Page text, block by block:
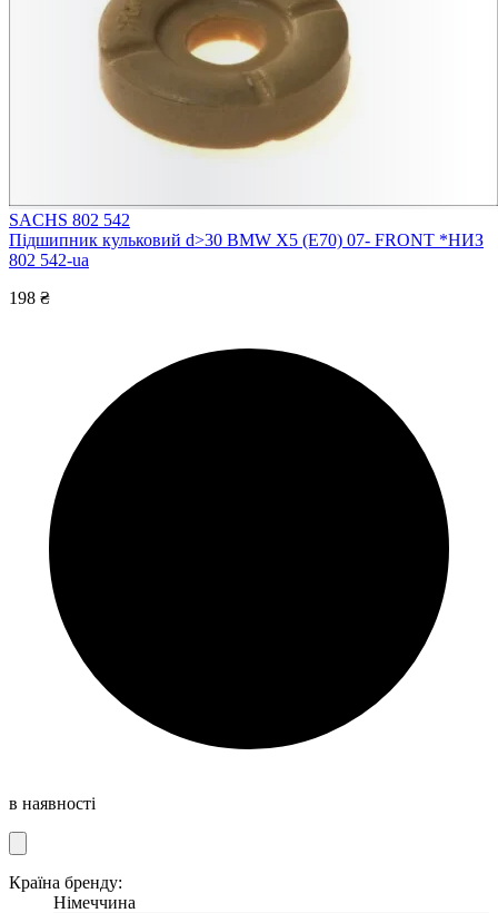
SACHS 802 542
Підшипник кульковий d>30 BMW X5 (E70) 07- FRONT *НИЗ
802 542-ua
198 ₴
в наявності
Країна бренду:
Німеччина